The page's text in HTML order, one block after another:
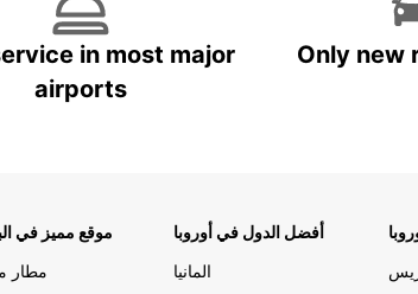
in most major
airports
Only new
موقع مميز في
مطار
أفضل الدول في أوروبا
المانيا